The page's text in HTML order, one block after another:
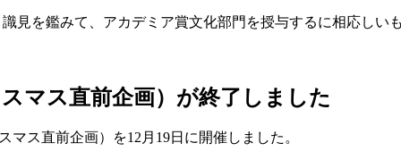
見を鑑みて、アカデミア賞文化部門を授与するに相応しい
マス直前企画）が終了しました
ス直前企画）を12月19日に開催しました。